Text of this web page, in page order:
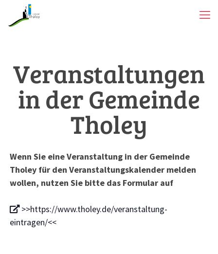
Veranstaltungen
in der Gemeinde
Tholey
Wenn Sie eine Veranstaltung in der Gemeinde
Tholey für den Veranstaltungskalender melden
wollen, nutzen Sie bitte das Formular auf
>>https://www.tholey.de/veranstaltung-
eintragen/<<